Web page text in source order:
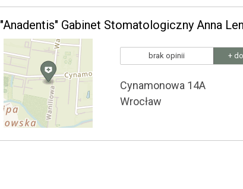
"Anadentis" Gabinet Stomatologiczny Anna
brak opinii +
Cynamonowa 14A
Wrocław